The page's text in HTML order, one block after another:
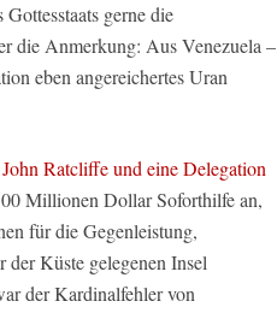
gerne die
die Anmerkung: Aus Venezuela –
eben angereichertes Uran
Ratcliffe und eine Delegation
Millionen Dollar Soforthilfe an,
für die Gegenleistung,
Küste gelegenen Insel
der Kardinalfehler von